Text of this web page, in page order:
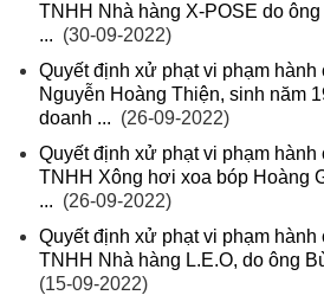
TNHH Nhà hàng X-POSE do
... (30-09-2022)
Quyết định xử phạt vi phạm
Nguyễn Hoàng Thiện, sinh năm
doanh ... (26-09-2022)
Quyết định xử phạt vi phạm
TNHH Xông hơi xoa bóp Hoàng
... (26-09-2022)
Quyết định xử phạt vi phạm
TNHH Nhà hàng L.E.O, do ông
(15-09-2022)